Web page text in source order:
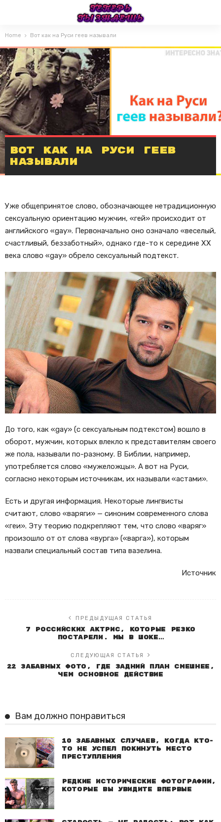
Home Вот как на Руси геев называли
Вот как на Руси геев
называли
Уже общепринятое слово, обозначающее нетрадиционную
сексуальную ориентацию мужчин, «гей» происходит от
английского «gay». Первоначально оно означало «веселый,
счастливый, беззаботный», однако где-то к середине XX
века слово «gay» обрело сексуальный подтекст.
До того, как «gay» (с сексуальным подтекстом) вошло в
оборот, мужчин, которых влекло к представителям своего
же пола, называли по-разному. В Библии, например,
употребляется слово «мужеложцы». А вот на Руси,
согласно некоторым источникам, их называли «астами».
Есть и другая информация. Некоторые лингвисты
считают, слово «варяги» — синоним современного слова
«геи». Эту теорию подкрепляют тем, что слово «варяг»
произошло от от слова «вурга» («варга»), которым
назвали специальный состав типа вазелина.
Источник
ПРЕДЫДУЩАЯ СТАТЬЯ
7 российских актрис, которые резко
постарели. Мы в шоке…
СЛЕДУЮЩАЯ СТАТЬЯ
22 забавных фото, где задний план смешнее,
чем основное действие
Вам должно понравиться
10 забавных случаев, когда кто-
то не успел покинуть место
преступления
Редкие исторические фотографии,
которые вы увидите впервые